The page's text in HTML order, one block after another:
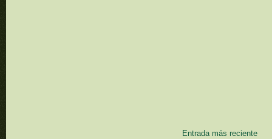
Entrada más reciente